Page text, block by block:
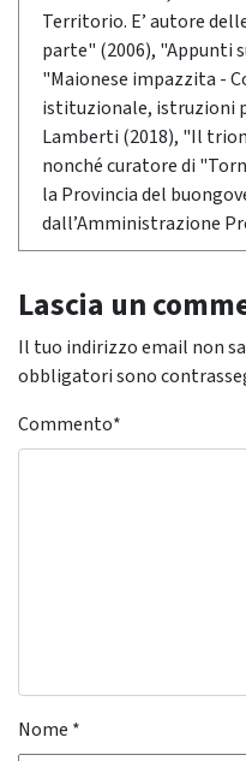
Territorio. E’ autore
parte" (2006), "Appunti
"Maionese impazzita -
istituzionale, istruzioni
Lamberti (2018), "Il
nonché curatore di
la Provincia del
dall’Amministrazione
Lascia un
Il tuo indirizzo email non
obbligatori sono
Commento*
Nome *